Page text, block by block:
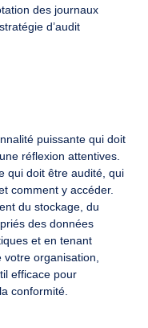
des journaux
d’audit
puissante qui doit
réflexion attentives.
qui doit être audité, qui
comment y accéder.
du stockage, du
des données
et en tenant
votre organisation,
efficace pour
conformité.